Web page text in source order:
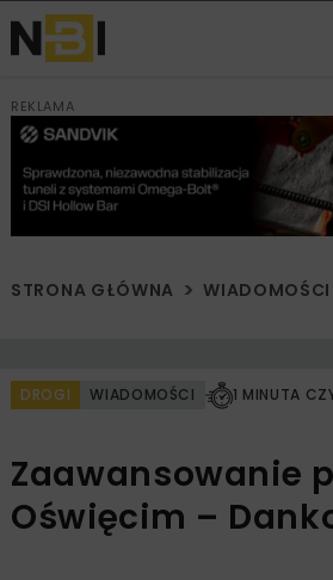
REKLAMA
STRONA GŁÓWNA WIADOMOŚCI
DROGI WIADOMOŚCI 1 MINUTA
Zaawansowanie
Oświęcim –